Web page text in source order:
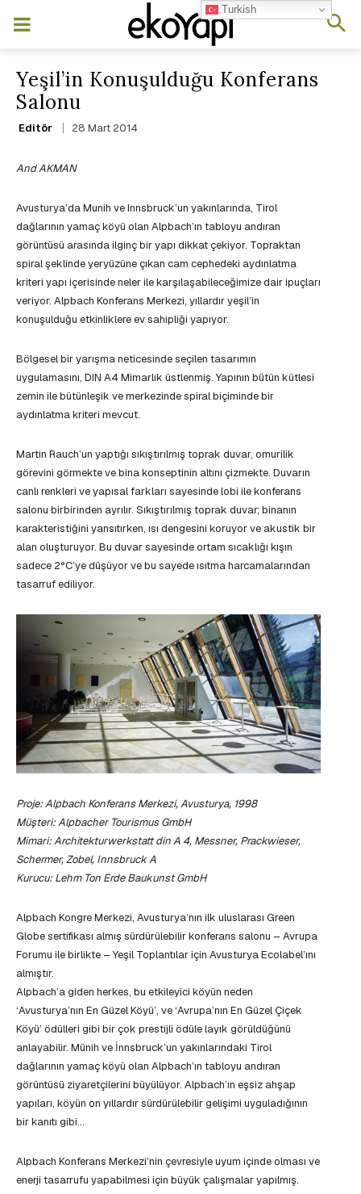
Yeşil’in Konuşulduğu Konferans
Salonu
Editör 28 Mart 2014
And AKMAN
Avusturya’da Munih ve Innsbruck’un yakınlarında, Tirol
dağlarının yamaç köyü olan Alpbach’ın tabloyu andıran
görüntüsü arasında ilginç bir yapı dikkat çekiyor. Topraktan
spiral şeklinde yeryüzüne çıkan cam cephedeki aydınlatma
kriteri yapı içerisinde neler ile karşılaşabileceğimize dair ipuçları
veriyor. Alpbach Konferans Merkezi, yıllardır yeşil’in
konuşulduğu etkinliklere ev sahipliği yapıyor.
Bölgesel bir yarışma neticesinde seçilen tasarımın
uygulamasını, DIN A4 Mimarlık üstlenmiş. Yapının bütün kütlesi
zemin ile bütünleşik ve merkezinde spiral biçiminde bir
aydınlatma kriteri mevcut.
Martin Rauch’un yaptığı sıkıştırılmış toprak duvar, omurilik
görevini görmekte ve bina konseptinin altını çizmekte. Duvarın
canlı renkleri ve yapısal farkları sayesinde lobi ile konferans
salonu birbirinden ayrılır. Sıkıştırılmış toprak duvar; binanın
karakteristiğini yansıtırken, ısı dengesini koruyor ve akustik bir
alan oluşturuyor. Bu duvar sayesinde ortam sıcaklığı kışın
sadece 2°C’ye düşüyor ve bu sayede ısıtma harcamalarından
tasarruf ediliyor.
Proje: Alpbach Konferans Merkezi, Avusturya, 1998
Müşteri: Alpbacher Tourismus GmbH
Mimari: Architekturwerkstatt din A 4, Messner, Prackwieser,
Schermer, Zobel, Innsbruck A
Kurucu: Lehm Ton Erde Baukunst GmbH
Alpbach Kongre Merkezi, Avusturya’nın ilk uluslarası Green
Globe sertifikası almış sürdürülebilir konferans salonu – Avrupa
Forumu ile birlikte – Yeşil Toplantılar için Avusturya Ecolabel’ını
almıştır.
Alpbach’a giden herkes, bu etkileyici köyün neden
‘Avusturya’nın En Güzel Köyü’, ve ‘Avrupa’nın En Güzel Çiçek
Köyü’ ödülleri gibi bir çok prestijli ödüle layık görüldüğünü
anlayabilir. Münih ve İnnsbruck’un yakınlarındaki Tirol
dağlarının yamaç köyü olan Alpbach’ın tabloyu andıran
görüntüsü ziyaretçilerini büyülüyor. Alpbach’ın eşsiz ahşap
yapıları, köyün on yıllardır sürdürülebilir gelişimi uyguladığının
bir kanıtı gibi…
Alpbach Konferans Merkezi’nin çevresiyle uyum içinde olması ve
enerji tasarrufu yapabilmesi için büyük çalışmalar yapılmış.
Turkish